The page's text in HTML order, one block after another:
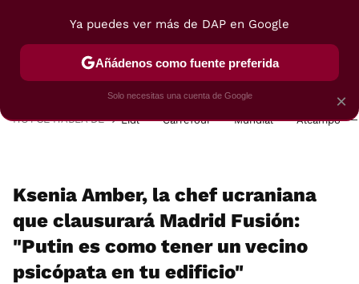
POSTRES VIAJES SELECCIÓN VEGUI
HOY SE HABLA DE Lidl Carrefour Mundial Alcampo
Ksenia Amber, la chef ucraniana
que clausurará Madrid Fusión:
"Putin es como tener un vecino
psicópata en tu edificio"
×
Ya puedes ver más de DAP en Google
Añádenos como fuente preferida
Solo necesitas una cuenta de Google